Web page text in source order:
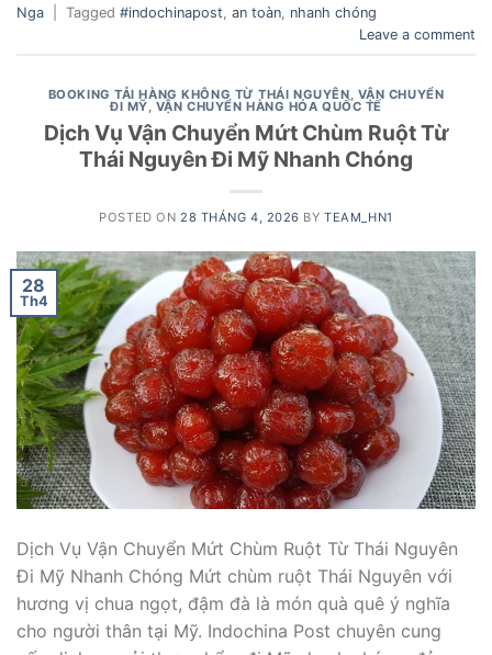
Nga
Tagged #indochinapost an toàn nhanh chóng
Leave a comment
BOOKING TẢI HÀNG KHÔNG TỪ THÁI NGUYÊN, VẬN CHUYỂN
ĐI MỸ, VẬN CHUYỂN HÀNG HÓA QUỐC TẾ
Dịch Vụ Vận Chuyển Mứt Chùm Ruột Từ
Thái Nguyên Đi Mỹ Nhanh Chóng
POSTED ON 28 THÁNG 4, 2026 BYTEAM_HN1
28
Th4
Dịch Vụ Vận Chuyển Mứt Chùm Ruột Từ Thái Nguyên
Đi Mỹ Nhanh Chóng Mứt chùm ruột Thái Nguyên với
hương vị chua ngọt, đậm đà là món quà quê ý nghĩa
cho người thân tại Mỹ. Indochina Post chuyên cung